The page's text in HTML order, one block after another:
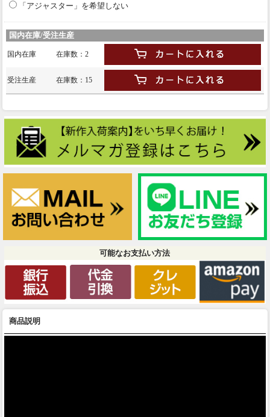
「アジャスター」を希望しない
国内在庫/受注生産
国内在庫 在庫数：2
受注生産 在庫数：15
可能なお支払い方法
商品説明